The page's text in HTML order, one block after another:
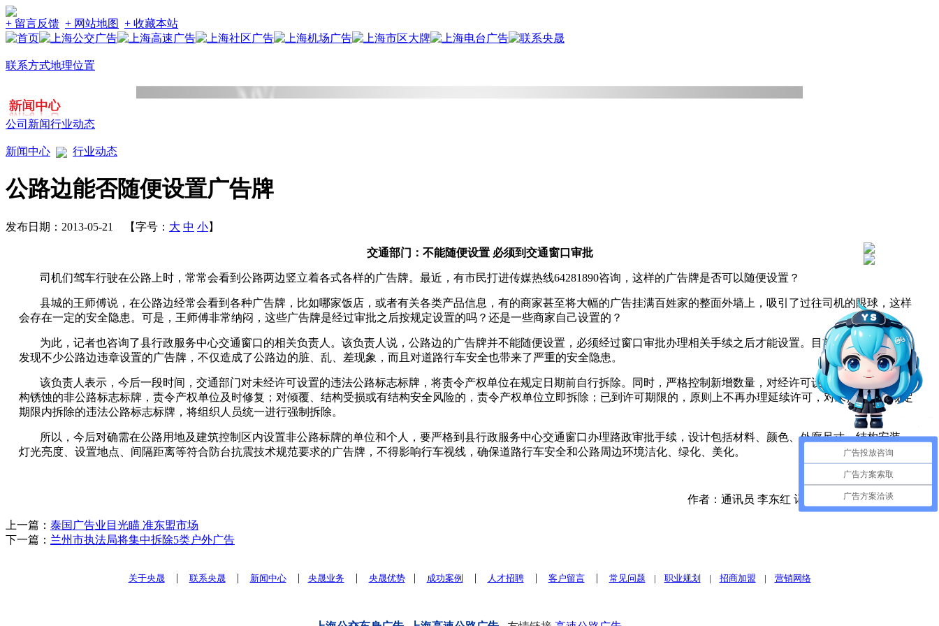
+ 留言反馈 + 网站地图 + 收藏本站
联系方式地理位置
公司新闻行业动态
新闻中心 行业动态
公路边能否随便设置广告牌
发布日期：2013-05-21 【字号： 大 中 小】
交通部门：不能随便设置 必须到交通窗口审批
司机们驾车行驶在公路上时，常常会看到公路两边竖立着各式各样的广告牌。最近，有市民打进传媒热线64281890咨询，这样的广告牌是否可以随便设置？
县城的王师傅说，在公路边经常会看到各种广告牌，比如哪家饭店，或者有关各类产品信息，有的商家甚至将大幅的广告挂满百姓家的整面外墙上，吸引了过往司机的眼球，这样
会存在一定的安全隐患。可是，王师傅非常纳闷，这些广告牌是经过审批之后按规定设置的吗？还是一些商家自己设置的？
为此，记者也咨询了县行政服务中心交通窗口的相关负责人。该负责人说，公路边的广告牌并不能随便设置，必须经过窗口审批办理相关手续之后才能设置。目前，交通部门已经
发现不少公路边违章设置的广告牌，不仅造成了公路边的脏、乱、差现象，而且对道路行车安全也带来了严重的安全隐患。
该负责人表示，今后一段时间，交通部门对未经许可设置的违法公路标志标牌，将责令产权单位在规定日期前自行拆除。同时，严格控制新增数量，对经许可设置的表面破损、结
构锈蚀的非公路标志标牌，责令产权单位及时修复；对倾覆、结构受损或有结构安全风险的，责令产权单位立即拆除；已到许可期限的，原则上不再办理延续许可，对未按要求在规定
期限内拆除的违法公路标志标牌，将组织人员统一进行强制拆除。
所以，今后对确需在公路用地及建筑控制区内设置非公路标牌的单位和个人，要严格到县行政服务中心交通窗口办理路政审批手续，设计包括材料、颜色、外廓尺寸、结构安装、
灯光亮度、设置地点、间隔距离等符合防台抗震技术规范要求的广告牌，不得影响行车视线，确保道路行车安全和公路周边环境洁化、绿化、美化。
作者：通讯员 李东红 记者 陈燕 网络编辑：
上一篇： 泰国广告业目光瞄 准东盟市场
下一篇： 兰州市执法局将集中拆除5类户外广告
关于央晟| 联系央晟| 新闻中心| 央晟业务| 央晟优势| 成功案例 | 人才招聘| 客户留言| 常见问题 | 职业规划 | 招商加盟 | 营销网络
广告投放咨询
广告方案索取
广告方案洽谈